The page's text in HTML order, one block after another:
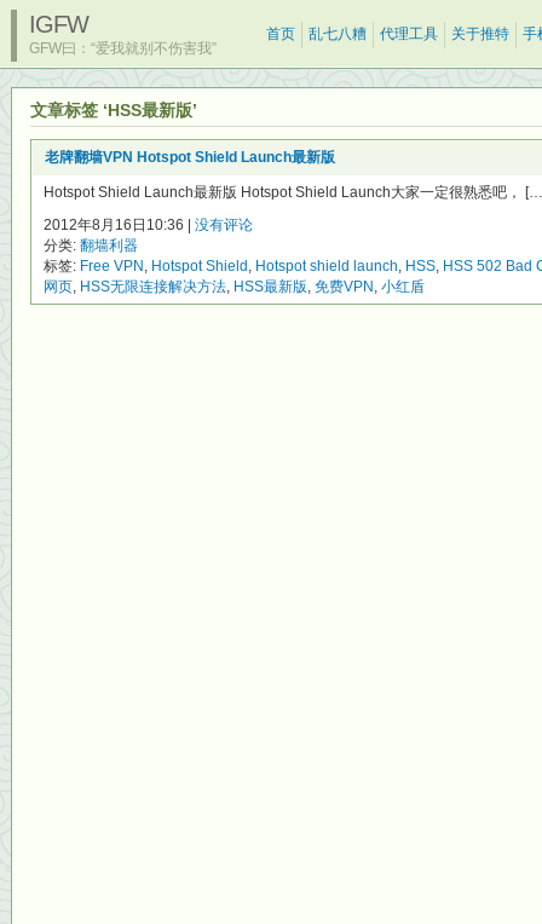
IGFW
GFW曰：“爱我就别不伤害我”
首页 乱七八糟 代理工具 关于推特 手
文章标签 ‘HSS最新版’
老牌翻墙VPN Hotspot Shield Launch最新版
Hotspot Shield Launch最新版 Hotspot Shield Launch大家一定很熟悉吧，
2012年8月16日10:36 | 没有评论
分类: 翻墙利器
标签: Free VPN , Hotspot Shield , Hotspot shield launch, HSS, HSS 502 Bad
网页, HSS无限连接解决方法, HSS最新版, 免费VPN , 小红盾